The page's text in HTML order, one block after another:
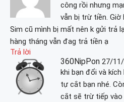
công rồi nhưng
vẫn bị trừ tiền. Giờ
Sim cũ mình bị mất nên k gửi trả
hàng tháng vẫn đag trả tiền ạ
Trả lời
360NipPon 27/
khi bạn đổi và
tự cắt bạn nhé.
cắt sẽ trừ tiếp